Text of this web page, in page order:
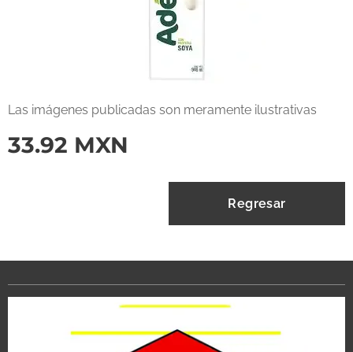
Las imágenes publicadas son meramente ilustrativas
33.92 MXN
Regresar